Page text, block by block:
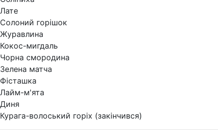
Лате
Солоний горішок
Журавлина
Кокос-мигдаль
Чорна смородина
Зелена матча
Фісташка
Лайм-м'ята
Диня
Курага-волоський горіх (закінчився)